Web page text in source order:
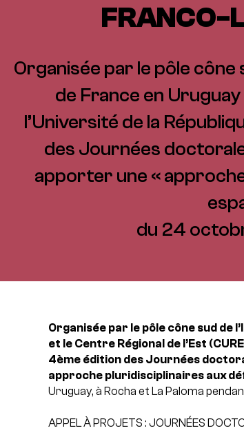
FRANCO-
Organisée par le pôle cône
de France en Uruguay
l’Université de la
des Journées
apporter une «
du 24
Organisée par le pôle cône sud de
et le Centre Régional de l’Est
4ème édition des Journées
approche pluridisciplinaires aux
Uruguay, à Rocha et La Paloma
APPEL À PROJETS : JOURNÉES